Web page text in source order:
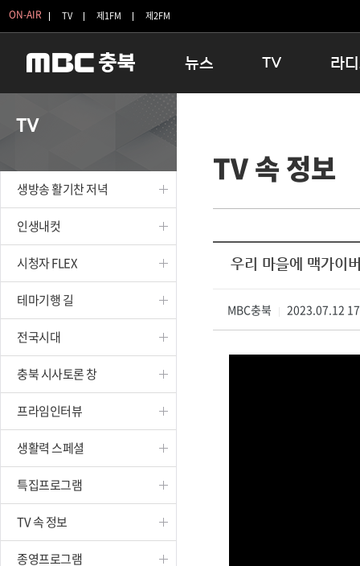
ON-AIR TV 제1FM 제2FM
뉴스
보은
옥천
TV
인생내컷
테마기행 길
시청자 FLEX
특집프로그램
종영프로그램
라
16:00 완
우리 고
TV
생방송 활기찬 저녁
인생내컷
시청자 FLEX
테마기행 길
전국시대
충북 시사토론 창
프라임인터뷰
생활력 스페셜
특집프로그램
TV 속 정보
종영프로그램
TV 속 정보
우리 마을에 맥가이
MBC충북 2023.07.12